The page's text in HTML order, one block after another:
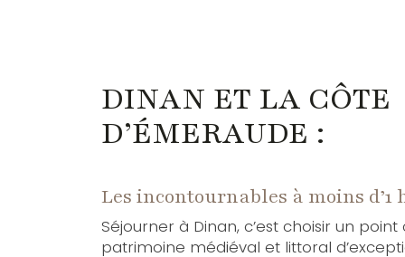
DINAN ET LA CÔTE
D’ÉMERAUDE :
Les incontournables à moins d’1
Séjourner à Dinan, c’est choisir un
patrimoine médiéval et littoral